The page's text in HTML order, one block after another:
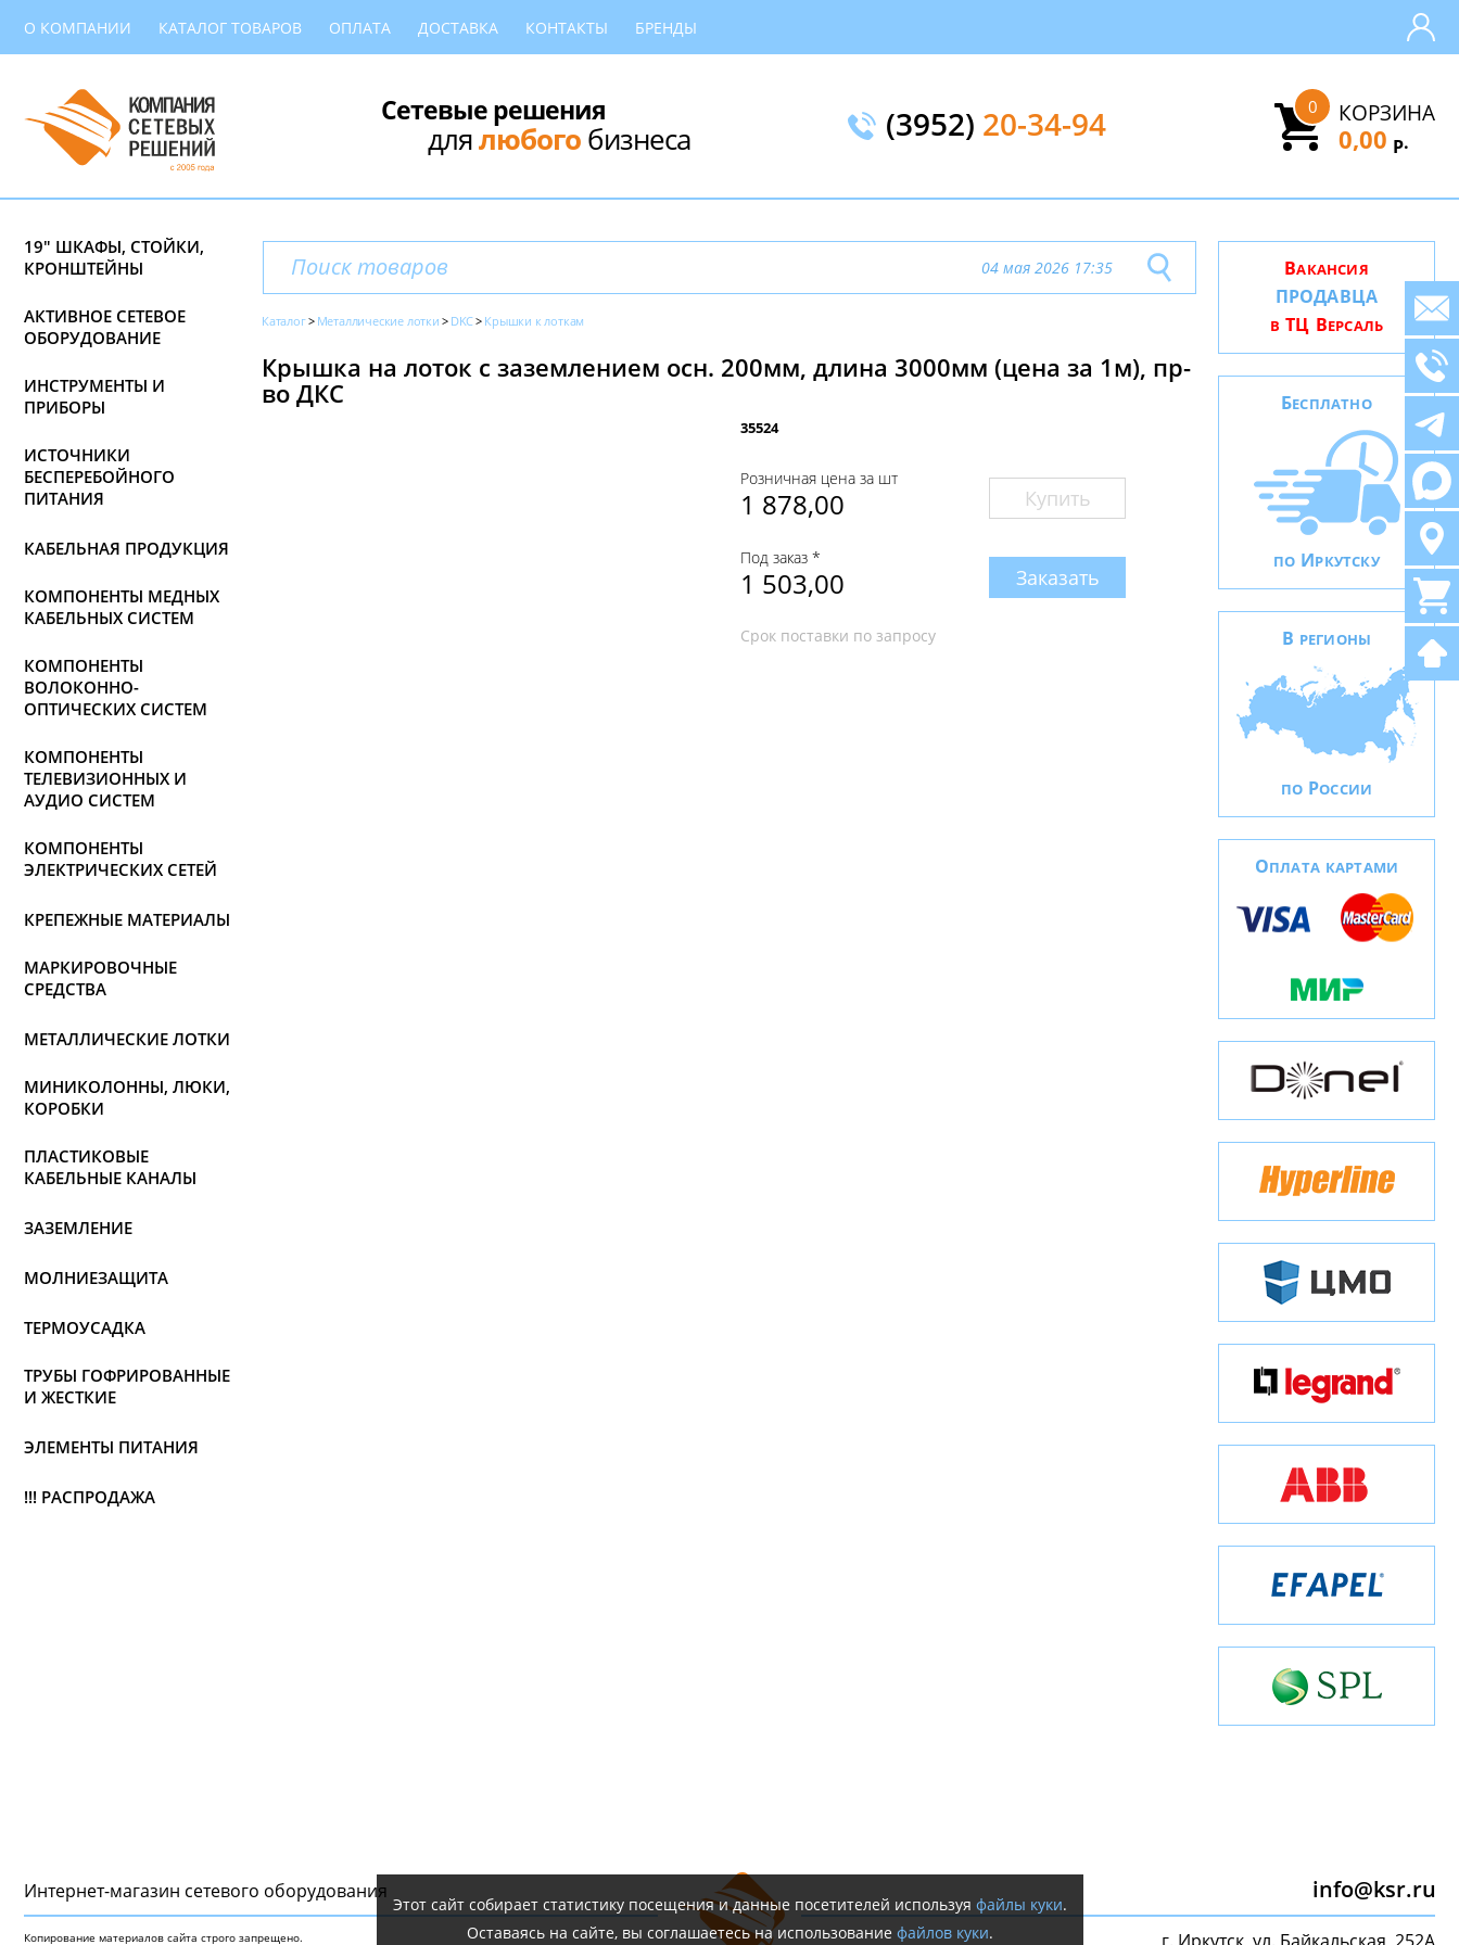
О КОМПАНИИ КАТАЛОГ ТОВАРОВ ОПЛАТА ДОСТАВКА КОНТАКТЫ БРЕНДЫ
Сетевые решения
длялюбогобизнеса (3952) 20-34-94 КОРЗИНА
0
0,00 Р.
19" ШКАФЫ, СТОЙКИ,
КРОНШТЕЙНЫ
АКТИВНОЕ СЕТЕВОЕ
ОБОРУДОВАНИЕ
ИНСТРУМЕНТЫ И
ПРИБОРЫ
ИСТОЧНИКИ
БЕСПЕРЕБОЙНОГО
ПИТАНИЯ
КАБЕЛЬНАЯ ПРОДУКЦИЯ
КОМПОНЕНТЫ МЕДНЫХ
КАБЕЛЬНЫХ СИСТЕМ
КОМПОНЕНТЫ
ВОЛОКОННО-
ОПТИЧЕСКИХ СИСТЕМ
КОМПОНЕНТЫ
ТЕЛЕВИЗИОННЫХ И
АУДИО СИСТЕМ
КОМПОНЕНТЫ
ЭЛЕКТРИЧЕСКИХ СЕТЕЙ
КРЕПЕЖНЫЕ МАТЕРИАЛЫ
МАРКИРОВОЧНЫЕ
СРЕДСТВА
МЕТАЛЛИЧЕСКИЕ ЛОТКИ
МИНИКОЛОННЫ, ЛЮКИ,
КОРОБКИ
ПЛАСТИКОВЫЕ
КАБЕЛЬНЫЕ КАНАЛЫ
ЗАЗЕМЛЕНИЕ
МОЛНИЕЗАЩИТА
ТЕРМОУСАДКА
ТРУБЫ ГОФРИРОВАННЫЕ
И ЖЕСТКИЕ
ЭЛЕМЕНТЫ ПИТАНИЯ
!!! РАСПРОДАЖА
04 мая 2026 17:35
Каталог Металлические лотки DKC Крышки к лоткам
Крышка на лоток с заземлением осн. 200мм, длина 3000мм (цена за 1м), пр-
во ДКС
35524
Розничная цена за шт
1 878,00 Купить
Под заказ *
1 503,00 Заказать
Срок поставки по запросу
ВАКАНСИЯ
ПРОДАВЦА
В ТЦ ВЕРСАЛЬ
БЕСПЛАТНО
ПО ИРКУТСКУ
В РЕГИОНЫ
ПО РОССИИ
ОПЛАТА КАРТАМИ
Интернет-магазин сетeвого оборудования
Копирование материалов сайта строго запрещено.
info@ksr.ru
Этот сайт собирает статистику посещения и данные посетителей используя файлы куки.
Оставаясь на сайте, вы соглашаетесь на использование файлов куки.